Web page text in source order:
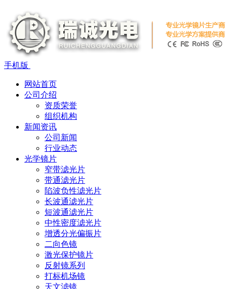
手机版
网站首页
公司介绍
资质荣誉
组织机构
新闻资讯
公司新闻
行业动态
光学镜片
窄带滤光片
带通滤光片
陷波负性滤光片
长波通滤光片
短波通滤光片
中性密度滤光片
增透分光偏振片
二向色镜
激光保护镜片
反射镜系列
打标机场镜
天文滤镜